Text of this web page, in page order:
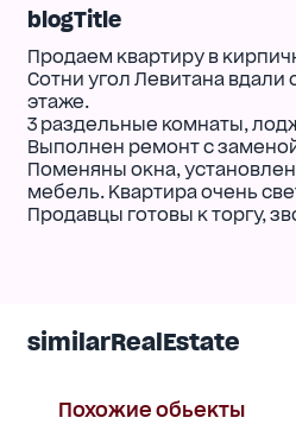
blogTitle
Продаем квартиру в
Сотни угол Левитана вдали
этаже.
3 раздельные комнаты,
Выполнен ремонт с
Поменяны окна,
мебель. Квартира очень
Продавцы готовы к торгу,
similarRealEstate
Похожие обьекты